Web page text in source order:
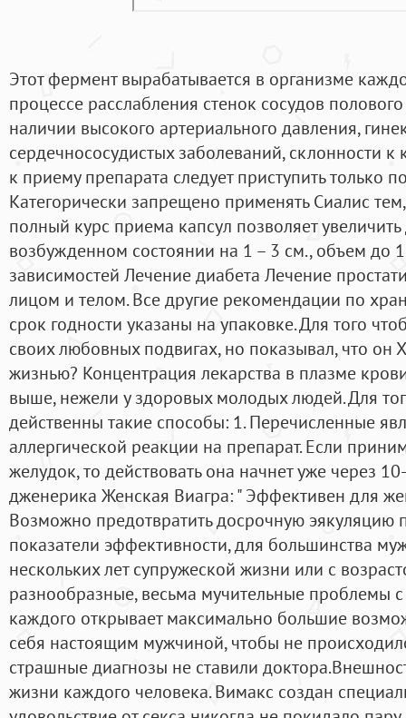
Этот фермент вырабатывается в организме
процессе расслабления стенок сосудов
наличии высокого артериального давления,
сердечнососудистых заболеваний, склонности
к приему препарата следует приступить только
Категорически запрещено применять Сиалис
полный курс приема капсул позволяет
возбужденном состоянии на 1 – 3 см., объем до 1
зависимостей Лечение диабета Лечение
лицом и телом. Все другие рекомендации по
срок годности указаны на упаковке. Для того
своих любовных подвигах, но показывал, что он
жизнью? Концентрация лекарства в плазме
выше, нежели у здоровых молодых людей. Для
действенны такие способы: 1. Перечисленные
аллергической реакции на препарат. Если
желудок, то действовать она начнет уже через
дженерика Женская Виагра: " Эффективен для
Возможно предотвратить досрочную эякуляцию
показатели эффективности, для большинства
нескольких лет супружеской жизни или с
разнообразные, весьма мучительные проблемы
каждого открывает максимально большие
себя настоящим мужчиной, чтобы не
страшные диагнозы не ставили
жизни каждого человека. Вимакс создан